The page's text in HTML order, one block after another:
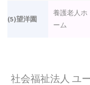
(5)望洋園
養護老人ホ
ーム
社会福祉法人 ユ